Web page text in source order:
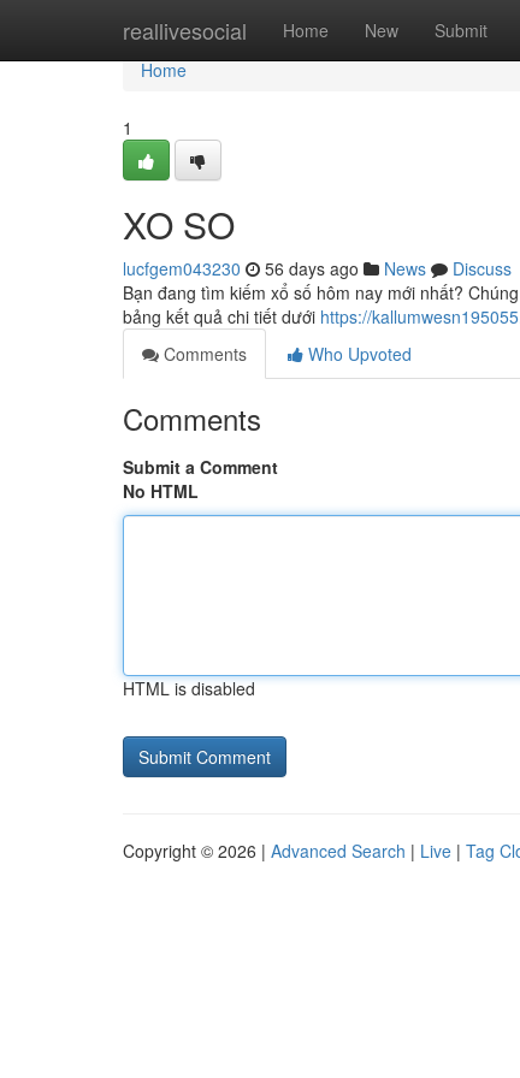
reallivesocial Home New Submit
Home
Home
1
XO SO
lucfgem043230 56 days ago News
Discuss
Bạn đang tìm kiếm xổ số hôm nay mới nhất?
bảng kết quả chi tiết dưới https://
Comments
Who Upvoted
Comments
Submit a Comment
No HTML
HTML is disabled
Copyright © 2026 | Advanced Search | Live | Tag